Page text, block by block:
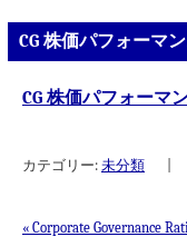
ン
ツ
へ
CG 株価パフォーマ
CG 株価パフォーマ
カテゴリー: 未分類
« Corporate Governance